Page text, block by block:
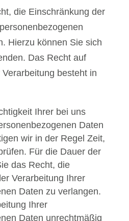
die Einschränkung der
Hierzu können Sie sich
Das Recht auf
besteht in
Ihrer bei uns
Daten
wir in der Regel Zeit,
Für die Dauer der
das Recht, die
Verarbeitung Ihrer
Daten zu verlangen.
Ihrer
Daten unrechtmäßig